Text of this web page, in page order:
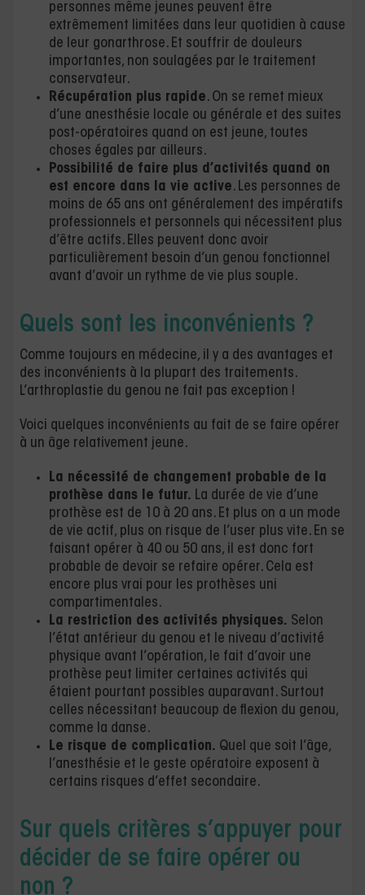
personnes même jeunes peuvent être
extrêmement limitées dans leur quotidien à cause
de leur gonarthrose. Et souffrir de douleurs
importantes, non soulagées par le traitement
conservateur.
Récupération plus rapide. On se remet mieux
d’une anesthésie locale ou générale et des suites
post-opératoires quand on est jeune, toutes
choses égales par ailleurs.
Possibilité de faire plus d’activités quand on
est encore dans la vie active. Les personnes de
moins de 65 ans ont généralement des impératifs
professionnels et personnels qui nécessitent plus
d’être actifs. Elles peuvent donc avoir
particulièrement besoin d’un genou fonctionnel
avant d’avoir un rythme de vie plus souple.
Quels sont les inconvénients ?
Comme toujours en médecine, il y a des avantages et
des inconvénients à la plupart des traitements.
L’arthroplastie du genou ne fait pas exception !
Voici quelques inconvénients au fait de se faire opérer
à un âge relativement jeune.
La nécessité de changement probable de la
prothèse dans le futur. La durée de vie d’une
prothèse est de 10 à 20 ans. Et plus on a un mode
de vie actif, plus on risque de l’user plus vite. En se
faisant opérer à 40 ou 50 ans, il est donc fort
probable de devoir se refaire opérer. Cela est
encore plus vrai pour les prothèses uni
compartimentales.
La restriction des activités physiques. Selon
l’état antérieur du genou et le niveau d’activité
physique avant l’opération, le fait d’avoir une
prothèse peut limiter certaines activités qui
étaient pourtant possibles auparavant. Surtout
celles nécessitant beaucoup de flexion du genou,
comme la danse.
Le risque de complication. Quel que soit l’âge,
l’anesthésie et le geste opératoire exposent à
certains risques d’effet secondaire.
Sur quels critères s’appuyer pour
décider de se faire opérer ou
non ?